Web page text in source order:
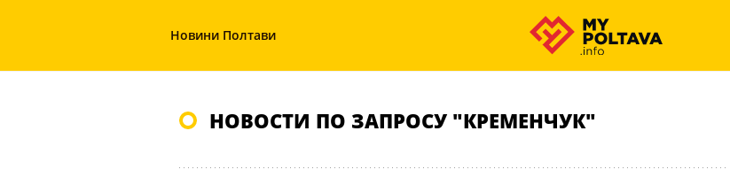
Новини Полтави
НОВОСТИ ПО ЗАПРОСУ "КРЕМЕНЧУК"